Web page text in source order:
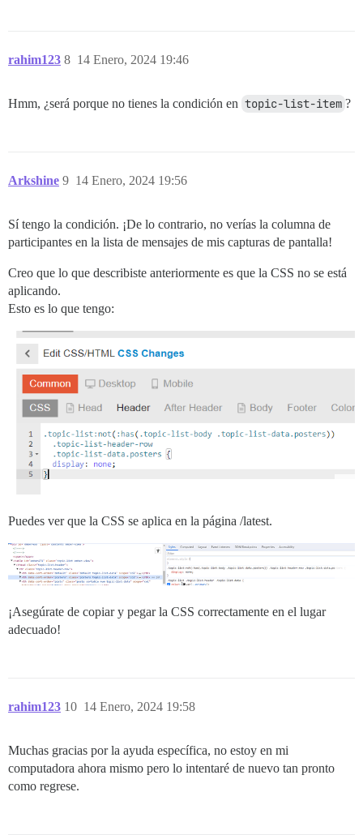
rahim123 14 Enero, 2024 19:46
8
Hmm, ¿será porque no tienes la condición en topic-list-item ?
Arkshine 14 Enero, 2024 19:56
9
Sí tengo la condición. ¡De lo contrario, no verías la columna de
participantes en la lista de mensajes de mis capturas de pantalla!
Creo que lo que describiste anteriormente es que la CSS no se está
aplicando.
Esto es lo que tengo:
Puedes ver que la CSS se aplica en la página /latest.
¡Asegúrate de copiar y pegar la CSS correctamente en el lugar
adecuado!
rahim123 14 Enero, 2024 19:58
10
Muchas gracias por la ayuda específica, no estoy en mi
computadora ahora mismo pero lo intentaré de nuevo tan pronto
como regrese.